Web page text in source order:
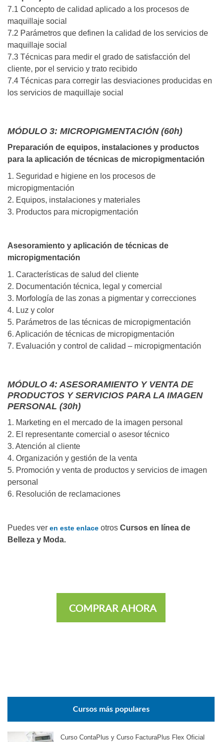
7.1 Concepto de calidad aplicado a los procesos de
maquillaje social
7.2 Parámetros que definen la calidad de los servicios de
maquillaje social
7.3 Técnicas para medir el grado de satisfacción del
cliente, por el servicio y trato recibido
7.4 Técnicas para corregir las desviaciones producidas en
los servicios de maquillaje social
MÓDULO 3: MICROPIGMENTACIÓN (60h)
Preparación de equipos, instalaciones y productos
para la aplicación de técnicas de micropigmentación
1. Seguridad e higiene en los procesos de
micropigmentación
2. Equipos, instalaciones y materiales
3. Productos para micropigmentación
Asesoramiento y aplicación de técnicas de
micropigmentación
1. Características de salud del cliente
2. Documentación técnica, legal y comercial
3. Morfología de las zonas a pigmentar y correcciones
4. Luz y color
5. Parámetros de las técnicas de micropigmentación
6. Aplicación de técnicas de micropigmentación
7. Evaluación y control de calidad – micropigmentación
MÓDULO 4: ASESORAMIENTO Y VENTA DE
PRODUCTOS Y SERVICIOS PARA LA IMAGEN
PERSONAL (30h)
1. Marketing en el mercado de la imagen personal
2. El representante comercial o asesor técnico
3. Atención al cliente
4. Organización y gestión de la venta
5. Promoción y venta de productos y servicios de imagen
personal
6. Resolución de reclamaciones
Puedes ver en este enlace otros Cursos en línea de
Belleza y Moda.
COMPRAR AHORA
Cursos más populares
Curso ContaPlus y Curso FacturaPlus Flex Oficial